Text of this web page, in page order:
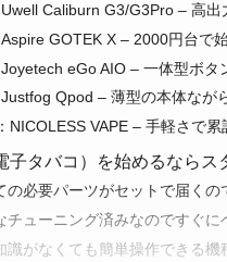
Caliburn G3/G3Pro – 高
GOTEK X – 2000円台で
eGo AIO – 一体型ボ
Qpod – 薄型の本体なが
NICOLESS VAPE – 手軽さで
子タバコ）を始めるなら
の必要パーツがセットで届く
チューニング済みなのですぐ
識がなくても簡単操作できる機